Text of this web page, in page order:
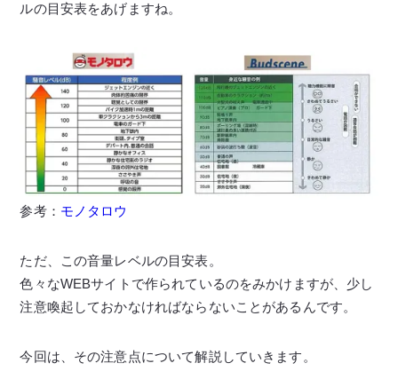
ルの目安表をあげますね。
参考： モノタロウ
ただ、この音量レベルの目安表。
色々なWEBサイトで作られているのをみかけますが、少し
注意喚起しておかなければならないことがあるんです。
今回は、その注意点について解説していきます。